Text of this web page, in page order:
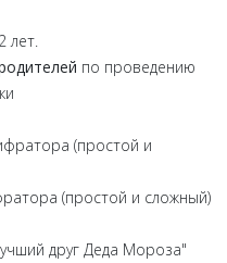
лет.
по проведению
(простой и
(простой и сложный)
друг Деда Мороза"